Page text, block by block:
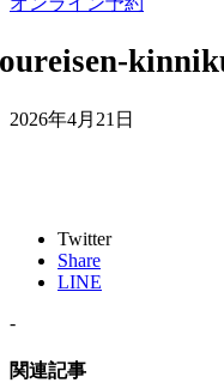
2026年4月21日
Twitter
Share
LINE
-
関連記事